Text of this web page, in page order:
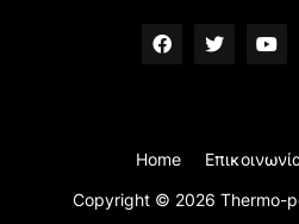
Copyright © 2026 Thermo-
Home